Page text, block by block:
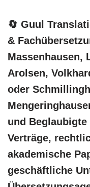
🔄 Guul
&
Massenhausen,
Arolsen,
oder
und Beglaubigte
Verträge,
akademische
geschäftliche